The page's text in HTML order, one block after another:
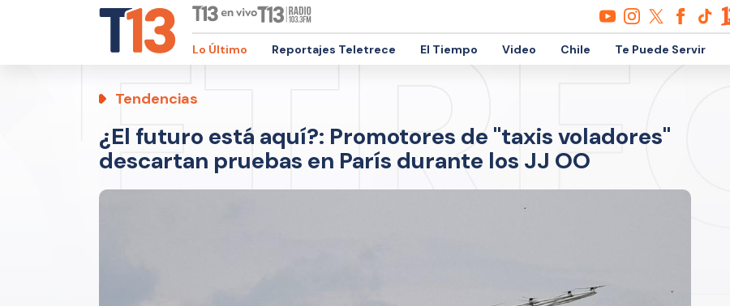
Lo Último Reportajes Teletrece El Tiempo Video Chile Te Puede Servir
Tendencias
¿El futuro está aquí?: Promotores de "taxis voladores"
descartan pruebas en París durante los JJ OO